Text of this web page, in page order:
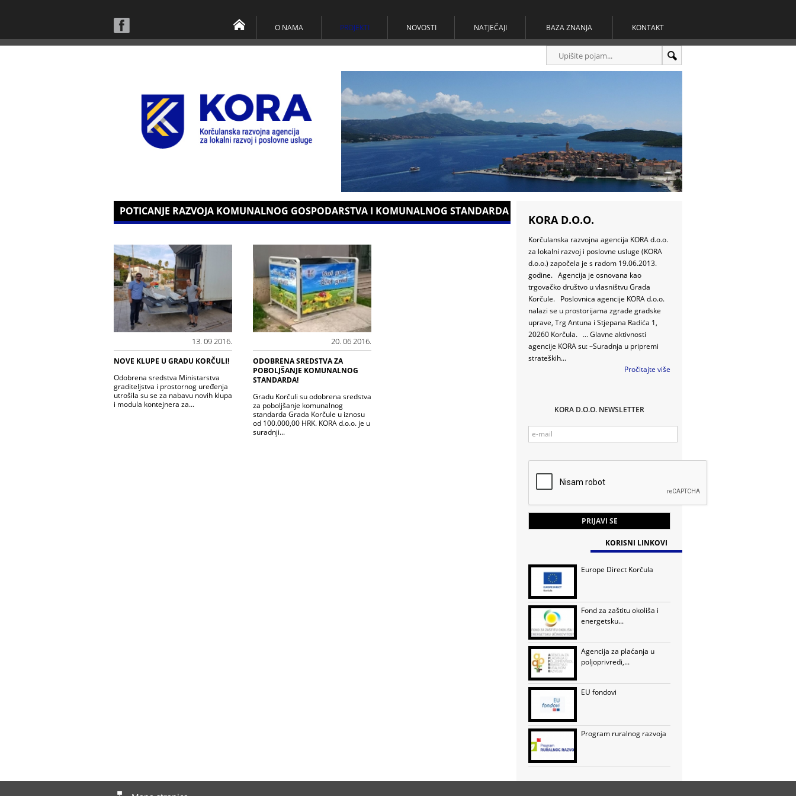
O NAMA PROJEKTI NOVOSTI NATJEČAJI BAZA ZNANJA KONTAKT
POTICANJE RAZVOJA KOMUNALNOG GOSPODARSTVA I KOMUNALNOG STANDARDA
13. 09 2016.
NOVE KLUPE U GRADU KORČULI!
Odobrena sredstva Ministarstva
graditeljstva i prostornog uređenja
utrošila su se za nabavu novih klupa
i modula kontejnera za...
20. 06 2016.
ODOBRENA SREDSTVA ZA
POBOLJŠANJE KOMUNALNOG
STANDARDA!
Gradu Korčuli su odobrena sredstva
za poboljšanje komunalnog
standarda Grada Korčule u iznosu
od 100.000,00 HRK. KORA d.o.o. je u
suradnji...
KORA D.O.O.
Korčulanska razvojna agencija KORA d.o.o.
za lokalni razvoj i poslovne usluge (KORA
d.o.o.) započela je s radom 19.06.2013.
godine. Agencija je osnovana kao
trgovačko društvo u vlasništvu Grada
Korčule. Poslovnica agencije KORA d.o.o.
nalazi se u prostorijama zgrade gradske
uprave, Trg Antuna i Stjepana Radića 1,
20260 Korčula. ... Glavne aktivnosti
agencije KORA su: –Suradnja u pripremi
strateških...
Pročitajte više
KORA D.O.O. NEWSLETTER
KORISNI LINKOVI
Europe Direct Korčula
Fond za zaštitu okoliša i
energetsku...
Agencija za plaćanja u
poljoprivredi,...
EU fondovi
Program ruralnog razvoja